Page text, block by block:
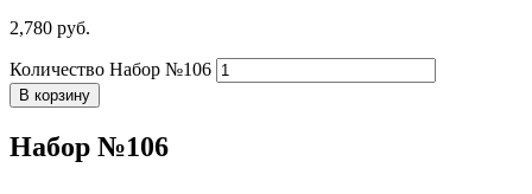
2,780 руб.
Количество Набор №106
В корзину
Набор №106